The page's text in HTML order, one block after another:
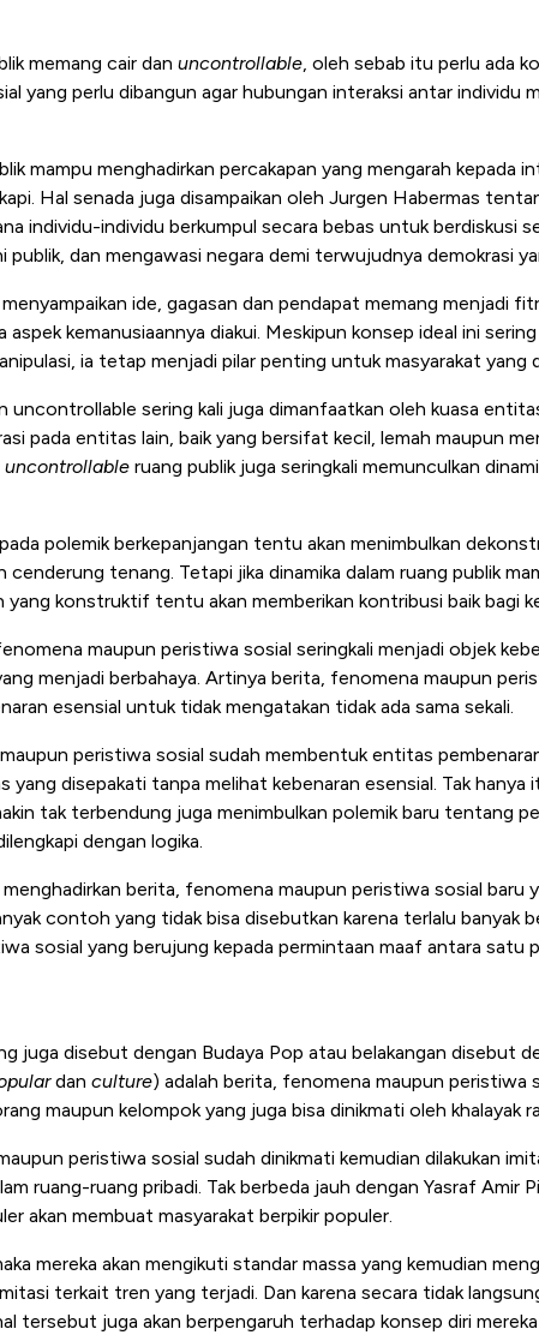
memang cair dan uncontrollable, oleh sebab itu perlu ada
yang perlu dibangun agar hubungan interaksi antar individu
mampu menghadirkan percakapan yang mengarah kepada
Hal senada juga disampaikan oleh Jurgen Habermas
individu-individu berkumpul secara bebas untuk berdiskusi
publik, dan mengawasi negara demi terwujudnya demokrasi
ide, gagasan dan pendapat memang menjadi
aspek kemanusiaannya diakui. Meskipun konsep ideal ini
ia tetap menjadi pilar penting untuk masyarakat yang
uncontrollable sering kali juga dimanfaatkan oleh kuasa
pada entitas lain, baik yang bersifat kecil, lemah maupun
uncontrollable ruang publik juga seringkali memunculkan
polemik berkepanjangan tentu akan menimbulkan
cenderung tenang. Tetapi jika dinamika dalam ruang publik
yang konstruktif tentu akan memberikan kontribusi baik bagi
maupun peristiwa sosial seringkali menjadi objek
menjadi berbahaya. Artinya berita, fenomena maupun
esensial untuk tidak mengatakan tidak ada sama sekali.
peristiwa sosial sudah membentuk entitas
yang disepakati tanpa melihat kebenaran esensial. Tak hanya
tak terbendung juga menimbulkan polemik baru tentang
dengan logika.
berita, fenomena maupun peristiwa sosial baru
contoh yang tidak bisa disebutkan karena terlalu banyak
sosial yang berujung kepada permintaan maaf antara satu
juga disebut dengan Budaya Pop atau belakangan disebut
dan culture) adalah berita, fenomena maupun peristiwa
maupun kelompok yang juga bisa dinikmati oleh khalayak
peristiwa sosial sudah dinikmati kemudian dilakukan
ruang-ruang pribadi. Tak berbeda jauh dengan Yasraf Amir
akan membuat masyarakat berpikir populer.
mereka akan mengikuti standar massa yang kemudian
terkait tren yang terjadi. Dan karena secara tidak
tersebut juga akan berpengaruh terhadap konsep diri